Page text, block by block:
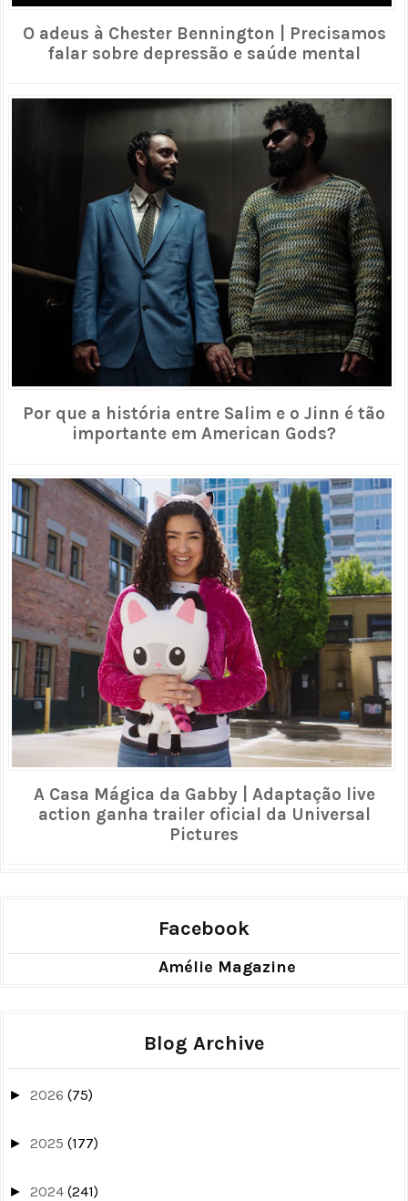
O adeus à Chester Bennington | Precisamos
falar sobre depressão e saúde mental
Por que a história entre Salim e o Jinn é tão
importante em American Gods?
A Casa Mágica da Gabby | Adaptação live
action ganha trailer oficial da Universal
Pictures
Facebook
Amélie Magazine
Blog Archive
► 2026 (75)
► 2025 (177)
► 2024 (241)